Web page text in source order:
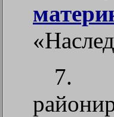
7.